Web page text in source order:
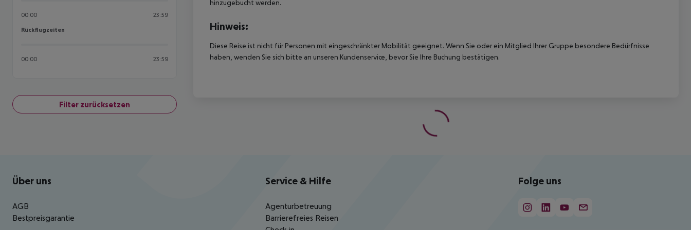
00:00 23:59
Rückflugzeiten
Rückflugzeiten
00:00 23:59
Filter zurücksetzen
hinzugebucht werden.
Hinweis:
Diese Reise ist nicht für Personen mit eingeschränkter Mobilität geeignet. Wenn Sie oder ein Mitglied Ihrer Gruppe besondere Bedürfnisse
haben, wenden Sie sich bitte an unseren Kundenservice, bevor Sie Ihre Buchung bestätigen.
Footer navigation
Über uns
AGB
Bestpreisgarantie
Service & Hilfe
Agenturbetreuung
Barrierefreies Reisen
Folge uns